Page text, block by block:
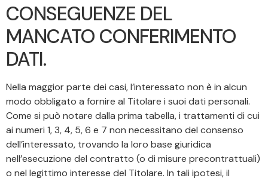
CONSEGUENZE DEL
MANCATO CONFERIMENTO
DATI.
Nella maggior parte dei casi, l’interessato non è in alcun
modo obbligato a fornire al Titolare i suoi dati personali.
Come si può notare dalla prima tabella, i trattamenti di cui
ai numeri 1, 3, 4, 5, 6 e 7 non necessitano del consenso
dell’interessato, trovando la loro base giuridica
nell’esecuzione del contratto (o di misure precontrattuali)
o nel legittimo interesse del Titolare. In tali ipotesi, il